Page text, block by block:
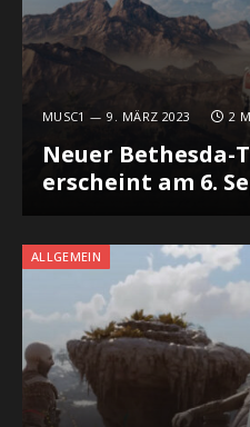
MUSC1 9. MÄRZ 2023 2
Neuer
erscheint am 6.
ALLGEMEIN